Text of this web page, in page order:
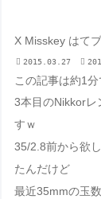
X Misskey はてブ
2015.03.27
この記事は約1分
3本目のNikkor
すｗ
35/2.8前から欲
たんだけど
最近35mmの玉